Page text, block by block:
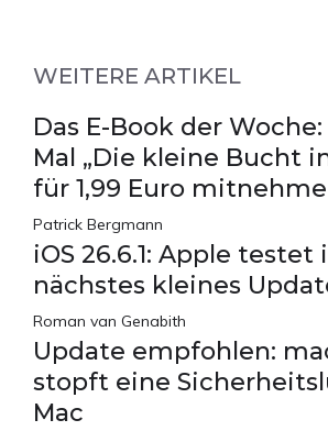
WEITERE ARTIKEL
Das E-Book der
Mal „Die kleine Bucht
für 1,99 Euro
Patrick Bergmann
iOS 26.6.1: Apple testet
nächstes kleines
Roman van Genabith
Update empfohlen:
stopft eine
Mac